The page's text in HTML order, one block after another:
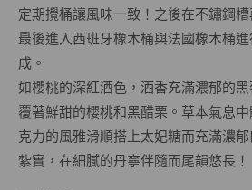
定期攪桶讓風味一致！之後在不鏽鋼
最後進入西班牙橡木桶與法國橡木桶
成。
如櫻桃的深紅酒色，酒香充滿濃郁的
覆著鮮甜的櫻桃和黑醋栗。草本氣息
克力的風雅滑順搭上太妃糖而充滿濃
紮實，在細膩的丹寧伴隨而尾韻悠長！